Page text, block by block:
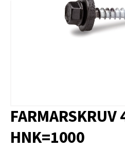
FARMARSKRUV
HNK=1000